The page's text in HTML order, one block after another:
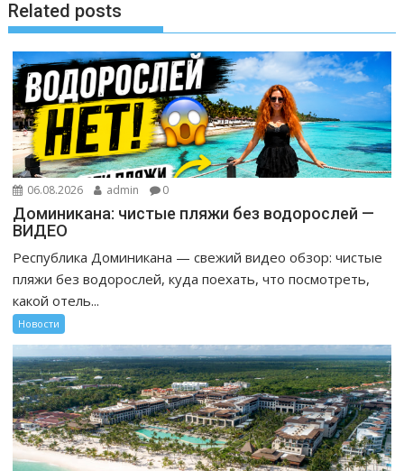
Related posts
06.08.2026 admin 0
Доминикана: чистые пляжи без водорослей —
ВИДЕО
Республика Доминикана — свежий видео обзор: чистые
пляжи без водорослей, куда поехать, что посмотреть,
какой отель...
Новости